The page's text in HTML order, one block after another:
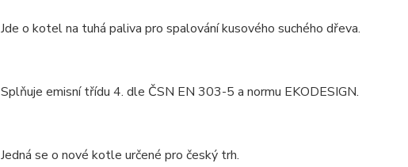
Jde o kotel na tuhá paliva pro spalování kusového suchého dřeva.
Splňuje emisní třídu 4. dle ČSN EN 303-5 a normu EKODESIGN.
Jedná se o nové kotle určené pro český trh.